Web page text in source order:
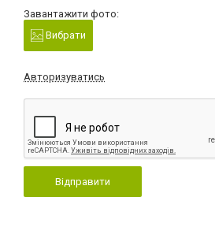
Завантажити фото:
Вибрати
Авторизуватись
Відправити